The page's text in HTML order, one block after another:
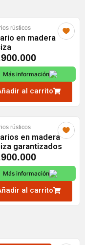
rústicos
en madera
Más información
al carrito
rústicos
en madera
garantizados
Más información
al carrito